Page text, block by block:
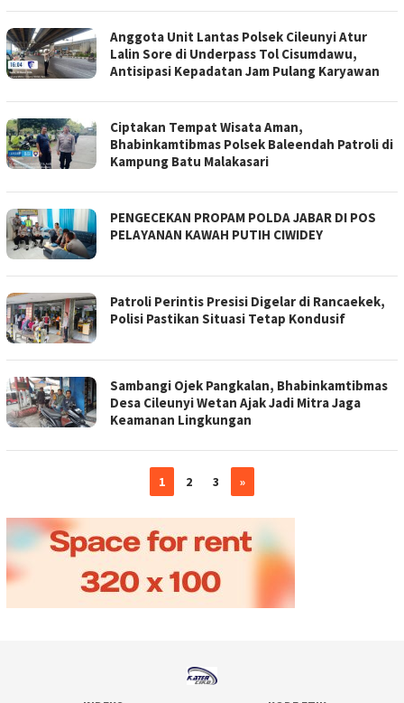
Anggota Unit Lantas Polsek Cileunyi Atur
Lalin Sore di Underpass Tol Cisumdawu,
Antisipasi Kepadatan Jam Pulang Karyawan
Ciptakan Tempat Wisata Aman,
Bhabinkamtibmas Polsek Baleendah Patroli di
Kampung Batu Malakasari
PENGECEKAN PROPAM POLDA JABAR DI POS
PELAYANAN KAWAH PUTIH CIWIDEY
Patroli Perintis Presisi Digelar di Rancaekek,
Polisi Pastikan Situasi Tetap Kondusif
Sambangi Ojek Pangkalan, Bhabinkamtibmas
Desa Cileunyi Wetan Ajak Jadi Mitra Jaga
Keamanan Lingkungan
1 2 3 »